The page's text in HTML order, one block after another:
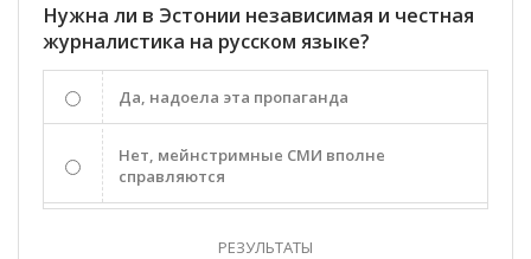
Нужна ли в Эстонии независимая и честная
журналистика на русском языке?
Да, надоела эта пропаганда
Нет, мейнстримные СМИ вполне
справляются
РЕЗУЛЬТАТЫ